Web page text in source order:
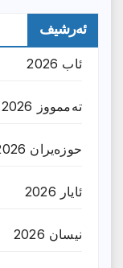
ئەرشیف
ئاب 2026
تەممووز 2026
حوزه‌یران 2026
ئایار 2026
نیسان 2026